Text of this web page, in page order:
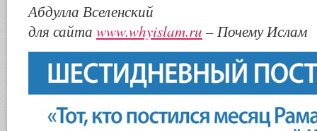
Абдулла Вселенский
для сайта www.whyislam.ru – Почему Ислам